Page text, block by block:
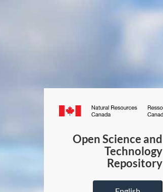
Canada.ca
Open Science and
Technology
Repository